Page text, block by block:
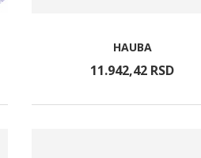
HAUBA
11.942,42 RSD